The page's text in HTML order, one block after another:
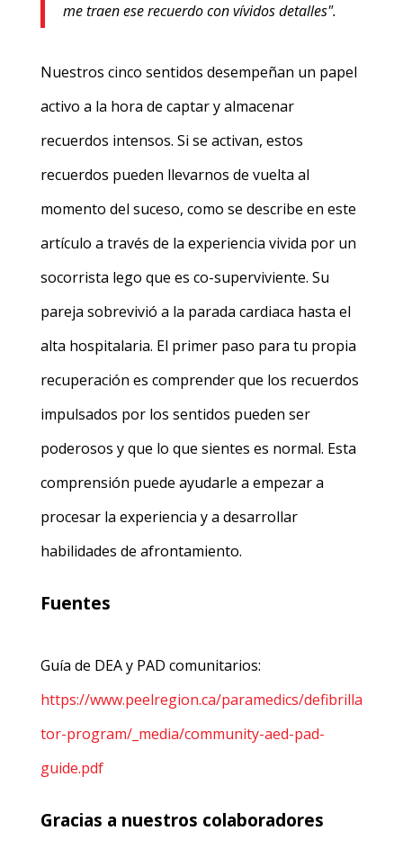
me traen ese recuerdo con vívidos detalles".
Nuestros cinco sentidos desempeñan un papel
activo a la hora de captar y almacenar
recuerdos intensos. Si se activan, estos
recuerdos pueden llevarnos de vuelta al
momento del suceso, como se describe en este
artículo a través de la experiencia vivida por un
socorrista lego que es co-superviviente. Su
pareja sobrevivió a la parada cardiaca hasta el
alta hospitalaria. El primer paso para tu propia
recuperación es comprender que los recuerdos
impulsados por los sentidos pueden ser
poderosos y que lo que sientes es normal. Esta
comprensión puede ayudarle a empezar a
procesar la experiencia y a desarrollar
habilidades de afrontamiento.
Fuentes
Guía de DEA y PAD comunitarios:
https://www.peelregion.ca/paramedics/defibrilla
tor-program/_media/community-aed-pad-
guide.pdf
Gracias a nuestros colaboradores